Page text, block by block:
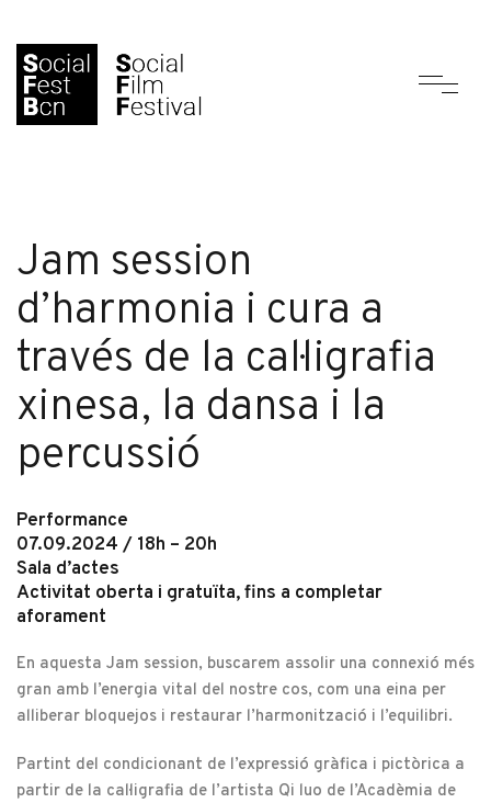
Jam session
d’harmonia i cura a
través de la cal·ligrafia
xinesa, la dansa i la
percussió
Performance
07.09.2024 / 18h – 20h
Sala d’actes
Activitat oberta i gratuïta, fins a completar
aforament
En aquesta Jam session, buscarem assolir una connexió més
gran amb l’energia vital del nostre cos, com una eina per
alliberar bloquejos i restaurar l’harmonització i l’equilibri.
Partint del condicionant de l’expressió gràfica i pictòrica a
partir de la cal·ligrafia de l’artista Qi luo de l’Acadèmia de